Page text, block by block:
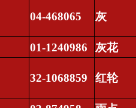
04-468065 灰
01-1240986
灰花
32-1068859 红轮